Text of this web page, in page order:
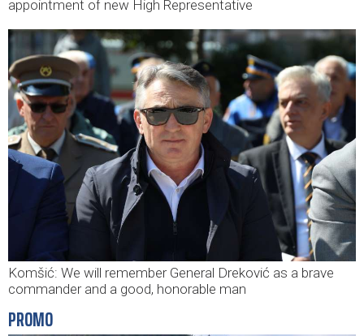
appointment of new High Representative
Komšić: We will remember General Dreković as a brave
commander and a good, honorable man
PROMO